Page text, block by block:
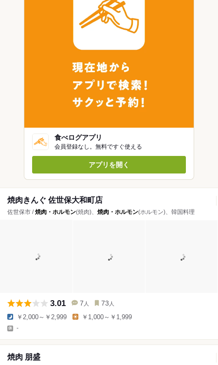
食べログアプリ
会員登録なし。無料ですぐ使える
アプリを開く
焼肉きんぐ 佐世保大和町店
佐世保市 /焼肉・ホルモン(焼肉)、 焼肉・ホルモン(ホルモン)、韓国料理
3.01 7 人 73 人
￥2,000～￥2,999 ￥1,000～￥1,999
-
焼肉 朋盛